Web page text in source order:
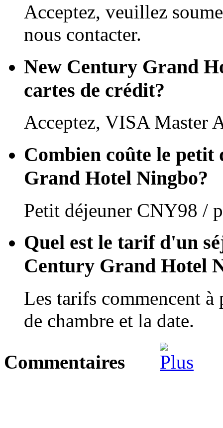
Acceptez, veuillez
nous contacter.
New Century Grand
cartes de crédit?
Acceptez, VISA Master
Combien coûte le
Grand Hotel Ningbo?
Petit déjeuner CNY98 /
Quel est le tarif d'un
Century Grand Hotel
Les tarifs commencent
de chambre et la date.
Commentaires